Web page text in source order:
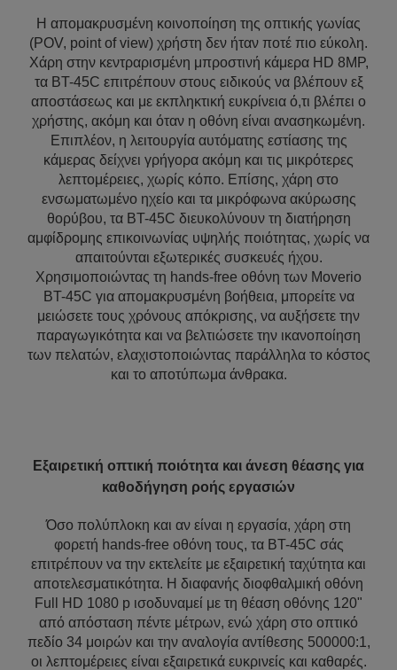
Η απομακρυσμένη κοινοποίηση της οπτικής γωνίας
(POV, point of view) χρήστη δεν ήταν ποτέ πιο εύκολη.
Χάρη στην κεντραρισμένη μπροστινή κάμερα HD 8MP,
τα BT-45C επιτρέπουν στους ειδικούς να βλέπουν εξ
αποστάσεως και με εκπληκτική ευκρίνεια ό,τι βλέπει ο
χρήστης, ακόμη και όταν η οθόνη είναι ανασηκωμένη.
Επιπλέον, η λειτουργία αυτόματης εστίασης της
κάμερας δείχνει γρήγορα ακόμη και τις μικρότερες
λεπτομέρειες, χωρίς κόπο. Επίσης, χάρη στο
ενσωματωμένο ηχείο και τα μικρόφωνα ακύρωσης
θορύβου, τα BT-45C διευκολύνουν τη διατήρηση
αμφίδρομης επικοινωνίας υψηλής ποιότητας, χωρίς να
απαιτούνται εξωτερικές συσκευές ήχου.
Χρησιμοποιώντας τη hands-free οθόνη των Moverio
BT-45C για απομακρυσμένη βοήθεια, μπορείτε να
μειώσετε τους χρόνους απόκρισης, να αυξήσετε την
παραγωγικότητα και να βελτιώσετε την ικανοποίηση
των πελατών, ελαχιστοποιώντας παράλληλα το κόστος
και το αποτύπωμα άνθρακα.
Εξαιρετική οπτική ποιότητα και άνεση θέασης για
καθοδήγηση ροής εργασιών
Όσο πολύπλοκη και αν είναι η εργασία, χάρη στη
φορετή hands-free οθόνη τους, τα BT-45C σάς
επιτρέπουν να την εκτελείτε με εξαιρετική ταχύτητα και
αποτελεσματικότητα. Η διαφανής διοφθαλμική οθόνη
Full HD 1080 p ισοδυναμεί με τη θέαση οθόνης 120"
από απόσταση πέντε μέτρων, ενώ χάρη στο οπτικό
πεδίο 34 μοιρών και την αναλογία αντίθεσης 500000:1,
οι λεπτομέρειες είναι εξαιρετικά ευκρινείς και καθαρές.